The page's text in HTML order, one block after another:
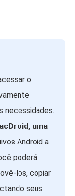
o
necessidades.
uma
Android a
poderá
los, copiar
seus